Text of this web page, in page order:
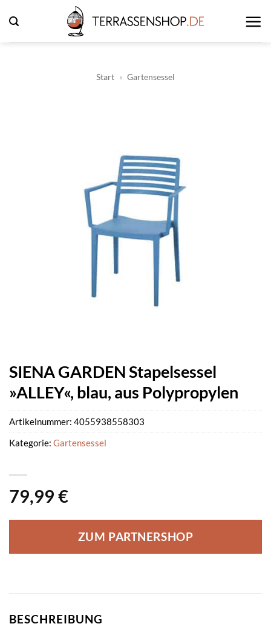
Inhalt
springen
Start » Gartensessel
SIENA GARDEN Stapelsessel
»ALLEY«, blau, aus Polypropylen
79,99 €
ZUM PARTNERSHOP
Artikelnummer: 4055938558303
Kategorie: Gartensessel
BESCHREIBUNG